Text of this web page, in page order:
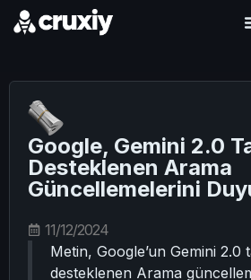
Google, Gemini 2.0
Desteklenen Arama
Güncellemelerini
11/12/2024
Metin, Google’un Gemini 2.0
desteklenen Arama